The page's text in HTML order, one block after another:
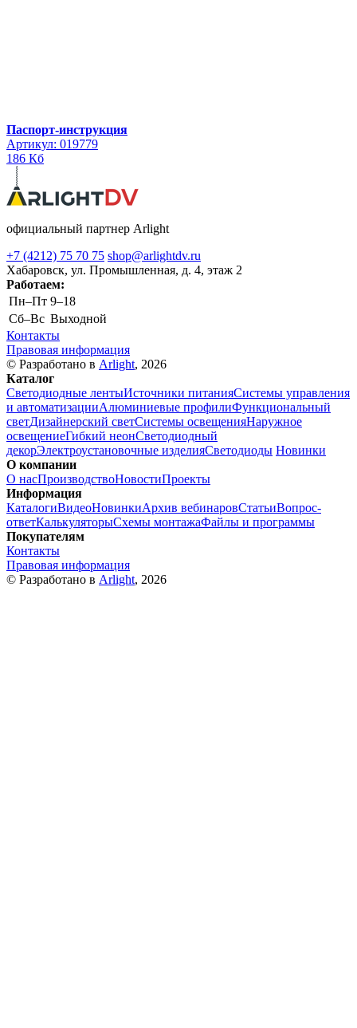
Паспорт-инструкция
Артикул: 019779
186 Кб
официальный партнер Arlight
+7 (4212) 75 70 75 shop@arlightdv.ru
Хабаровск, ул. Промышленная, д. 4, этаж 2
Работаем:
Пн–Пт 9–18
Cб–Вс Выходной
Контакты
Правовая информация
© Разработано в Arlight, 2026
Каталог
Светодиодные лентыИсточники питанияСистемы управления
и автоматизацииАлюминиевые профилиФункциональный
светДизайнерский светСистемы освещенияНаружное
освещениеГибкий неонСветодиодный
декорЭлектроустановочные изделияСветодиоды Новинки
О компании
О насПроизводствоНовостиПроекты
Информация
КаталогиВидеоНовинкиАрхив вебинаровСтатьиВопрос-
ответКалькуляторыСхемы монтажаФайлы и программы
Покупателям
Контакты
Правовая информация
© Разработано в Arlight, 2026